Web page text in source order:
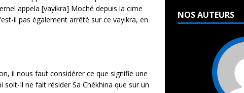
appela [vayikra] Moché depuis la cime
il pas également arrêté sur ce vayikra, en
il nous faut considérer ce que signifie une
Il ne fait résider Sa Chékhina que sur un
NOS AUTEURS